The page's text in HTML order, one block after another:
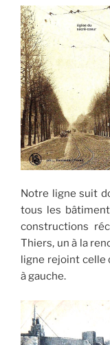
Notre ligne suit
tous les
constructions
Thiers, un à la
ligne rejoint celle
à gauche.